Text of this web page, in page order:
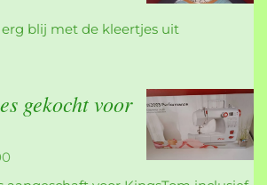
erg blij met de kleertjes uit
gekocht voor